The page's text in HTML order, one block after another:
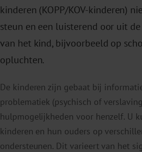
kinderen (KOPP/KOV-kinderen)
steun en een luisterend oor uit
van het kind, bijvoorbeeld op
opluchten.
De kinderen zijn gebaat bij
problematiek (psychisch of
hulpmogelijkheden voor henzelf. U
kinderen en hun ouders op
ondersteunen. Dit varieert van het